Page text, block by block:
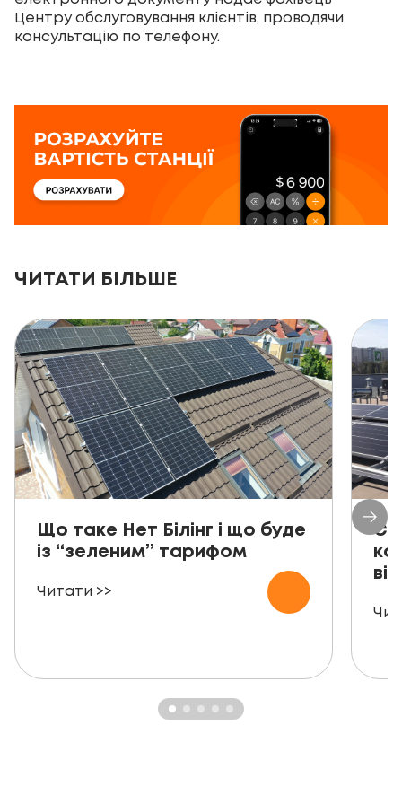
Центру обслуговування клієнтів, проводячи
консультацію по телефону.
ЧИТАТИ БІЛЬШЕ
Що таке Нет Білінг і що буде
із “зеленим” тарифом
Читати >>